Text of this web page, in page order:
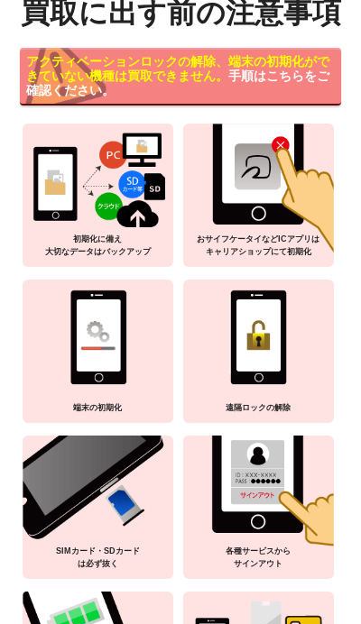
買取に出す前の注意事項
アクティベーションロックの解除、端末の初期化がで
きていない機種は買取できません。 手順はこちらをご
確認ください。
初期化に備え
大切なデータはバックアップ
おサイフケータイなどICアプリは
キャリアショップにて初期化
端末の初期化 遠隔ロックの解除
SIMカード・SDカード
は必ず抜く
各種サービスから
サインアウト